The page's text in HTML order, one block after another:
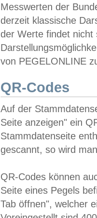
Messwerten der
derzeit klassische
der Werte findet
von PEGELONLINE
QR-Codes
Auf der
Seite anzeigen" ein
Stammdatenseite
gescannt, so wird
QR-Codes können
Seite eines Pegels
Tab öffnen", welcher